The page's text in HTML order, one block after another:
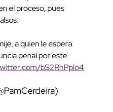
el proceso, pues
a quien le espera
penal por este
bS2RhPplo4